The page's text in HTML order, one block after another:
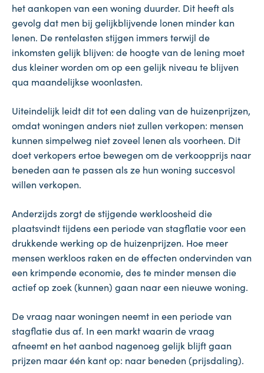
het aankopen van een woning duurder. Dit heeft als
gevolg dat men bij gelijkblijvende lonen minder kan
lenen. De rentelasten stijgen immers terwijl de
inkomsten gelijk blijven: de hoogte van de lening moet
dus kleiner worden om op een gelijk niveau te blijven
qua maandelijkse woonlasten.
Uiteindelijk leidt dit tot een daling van de huizenprijzen,
omdat woningen anders niet zullen verkopen: mensen
kunnen simpelweg niet zoveel lenen als voorheen. Dit
doet verkopers ertoe bewegen om de verkoopprijs naar
beneden aan te passen als ze hun woning succesvol
willen verkopen.
Anderzijds zorgt de stijgende werkloosheid die
plaatsvindt tijdens een periode van stagflatie voor een
drukkende werking op de huizenprijzen. Hoe meer
mensen werkloos raken en de effecten ondervinden van
een krimpende economie, des te minder mensen die
actief op zoek (kunnen) gaan naar een nieuwe woning.
De vraag naar woningen neemt in een periode van
stagflatie dus af. In een markt waarin de vraag
afneemt en het aanbod nagenoeg gelijk blijft gaan
prijzen maar één kant op: naar beneden (prijsdaling).